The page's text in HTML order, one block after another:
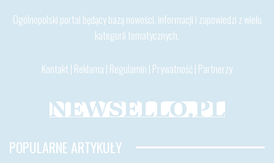
Ogólnopolski portal będący bazą nowości, informacji i zapowiedzi z wielu
kategorii tematycznych.
Kontakt | Reklama | Regulamin | Prywatność| Partnerzy
POPULARNE ARTYKUŁY